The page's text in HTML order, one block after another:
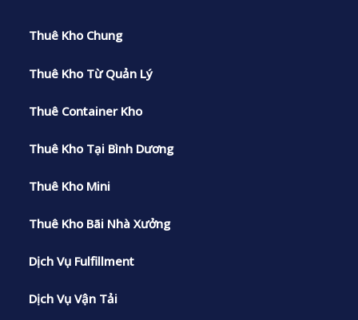
Thuê Kho Chung
Thuê Kho Từ Quản Lý
Thuê Container Kho
Thuê Kho Tại Bình Dương
Thuê Kho Mini
Thuê Kho Bãi Nhà Xưởng
Dịch Vụ Fulfillment
Dịch Vụ Vận Tải